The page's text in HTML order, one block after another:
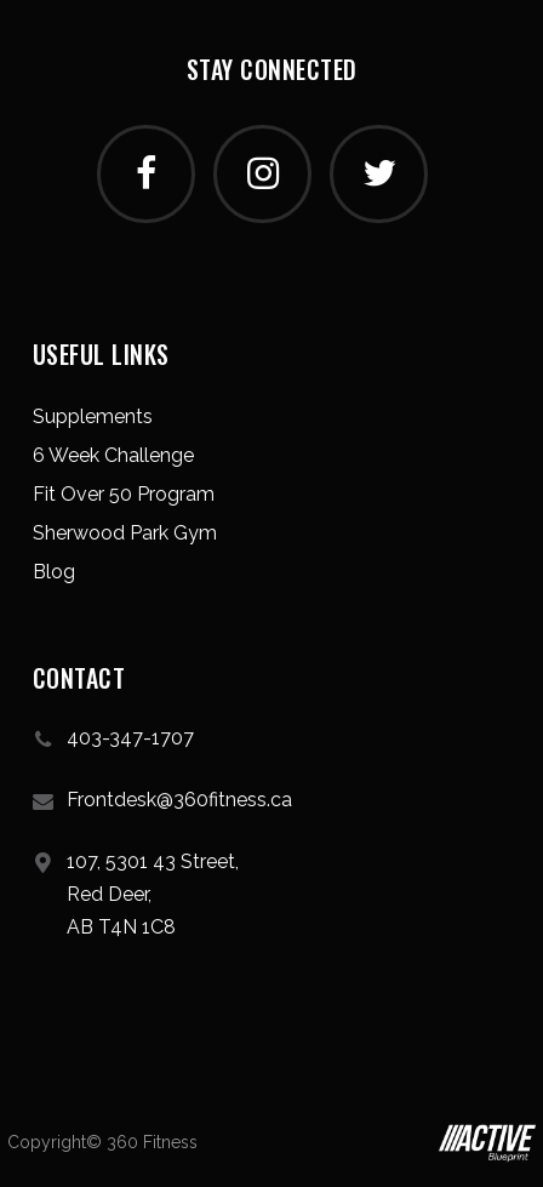
STAY CONNECTED
USEFUL LINKS
Supplements
6 Week Challenge
Fit Over 50 Program
Sherwood Park Gym
Blog
CONTACT
403-347-1707
Frontdesk@360fitness.ca
107, 5301 43 Street,
Red Deer,
AB T4N 1C8
Copyright© 360 Fitness